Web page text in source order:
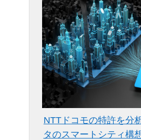
NTTドコモの特許を分
タのスマートシティ構